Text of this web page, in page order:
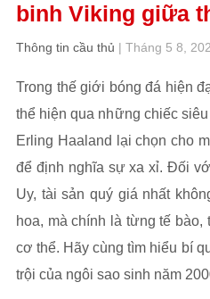
binh Viking giữa
Thông tin cầu thủ | Tháng 5 8,
Trong thế giới bóng đá hiện
thể hiện qua những chiếc
Erling Haaland lại chọn cho
để định nghĩa sự xa xỉ. Đối
Uy, tài sản quý giá nhất
hoa, mà chính là từng tế
cơ thể. Hãy cùng tìm hiểu bí
trội của ngôi sao sinh năm